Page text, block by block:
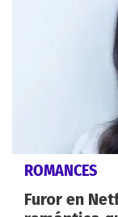
ROMANCES
Furor en